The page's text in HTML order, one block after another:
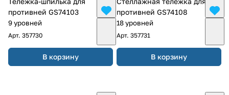
противней GS74103
9 уровней
Арт. 357730
В корзину
противней GS74108
18 уровней
Арт. 357731
В корзину